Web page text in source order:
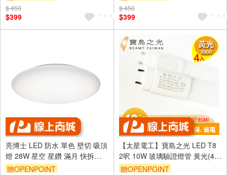
$ 450
$399
$ 450
$399
亮博士 LED 防水 單色 壁切 吸頂
燈 28W 星空 星鑽 滿月 快拆設
計 保固2年
贈OPENPOINT
【太星電工】寶島之光 LED T8
2呎 10W 玻璃驗證燈管 黃光(4
入)
贈OPENPOINT